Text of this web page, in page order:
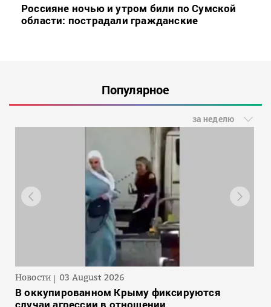
Россияне ночью и утром били по Сумской
области: пострадали гражданские
Популярное
за неделю
Новости 03 August 2026
В оккупированном Крыму фиксируются
случаи агрессии в отношении